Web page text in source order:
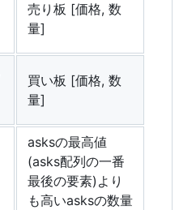
売り板 [価格, 数
量]
買い板 [価格, 数
量]
asksの最高値
(asks配列の一番
最後の要素)より
も高いasksの数量